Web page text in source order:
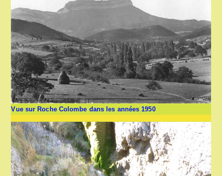
Vue sur Roche Colombe dans les années 1950